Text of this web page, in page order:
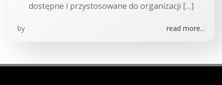
dostępne i przystosowane do organizacji […]
by read more...